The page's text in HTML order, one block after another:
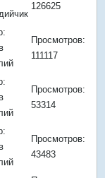
126625
Просмотров:
111117
Просмотров:
53314
Просмотров:
43483